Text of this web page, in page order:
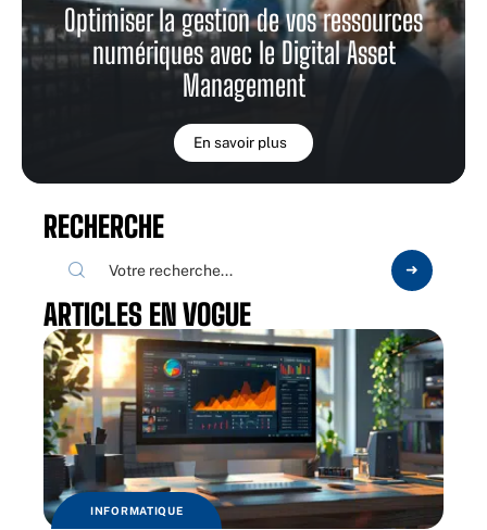
Optimiser la gestion de vos ressources
numériques avec le Digital Asset
Management
En savoir plus
RECHERCHE
ARTICLES EN VOGUE
INFORMATIQUE